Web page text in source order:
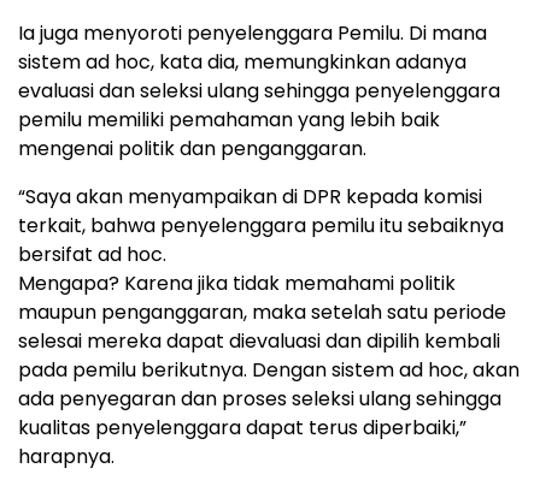
Ia juga menyoroti penyelenggara Pemilu. Di mana
sistem ad hoc, kata dia, memungkinkan adanya
evaluasi dan seleksi ulang sehingga penyelenggara
pemilu memiliki pemahaman yang lebih baik
mengenai politik dan penganggaran.
“Saya akan menyampaikan di DPR kepada komisi
terkait, bahwa penyelenggara pemilu itu sebaiknya
bersifat ad hoc.
Mengapa? Karena jika tidak memahami politik
maupun penganggaran, maka setelah satu periode
selesai mereka dapat dievaluasi dan dipilih kembali
pada pemilu berikutnya. Dengan sistem ad hoc, akan
ada penyegaran dan proses seleksi ulang sehingga
kualitas penyelenggara dapat terus diperbaiki,”
harapnya.